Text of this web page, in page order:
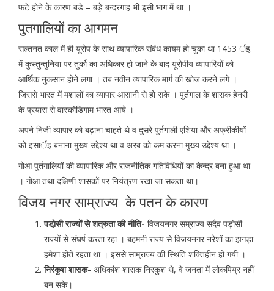
फटे होने के कारण बडे – बड़े बन्दरगाह भी इसी भाग में था ।
पुतगालियोंं का आगमन
सल्तनत काल में ही यूरोप के साथ व्यापारिक संबंध कायम हो चुका था 1453 र्इ.
में कुस्तुन्तुनिया पर तुर्को का अधिकार हो जाने के बाद यूरोपीय व्यापारियों को
आर्थिक नुकसान होने लगा । तब नवीन व्यापारिक मार्ग की खोज करने लगे ।
जिससे भारत में मशालों का व्यापार आसानी से हो सके । पुर्तगाल के शासक हेनरी
के प्रयास से वास्कोडिगाम भारत आये ।
अपने निजी व्यापार को बढ़ाना चाहते थे व दुसरे पुर्तगाली एशिया और अफ्रीकीयों
को इसार्इ बनाना मुख्य उद्देश्य था व अरब को कम करना मुख्य उद्देश्य था ।
गोआ पुर्तगालियों की व्यापारिक और राजनीतिक गतिविधियों का केन्द्र बना हुआ था
। गोआ तथा दक्षिणी शासकों पर नियंत्रण रखा जा सकता था।
विजय नगर साम्राज्य के पतन के कारण
पडा़ेसी राज्यों से शत्रुता की नीति- विजयनगर सम्राज्य सदैव पड़ोसी
राज्यों से संघर्ष करता रहा । बहमनी राज्य से विजयनगर नरेशों का झगड़ा
हमेशा होते रहता था । इससे साम्राज्य की स्थिति शक्तिहीन हो गयी ।
निरंकुश शासक- अधिकांश शासक निरकुश थे, वे जनता में लोकपिय्र नहीं
बन सके।